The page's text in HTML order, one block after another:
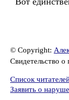
© Copyright:
Свидетельство
Список
Заявить о